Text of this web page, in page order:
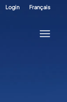
Login Français